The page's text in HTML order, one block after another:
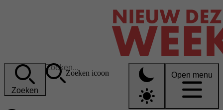
Zoeken
Zoeken icoon Open menu